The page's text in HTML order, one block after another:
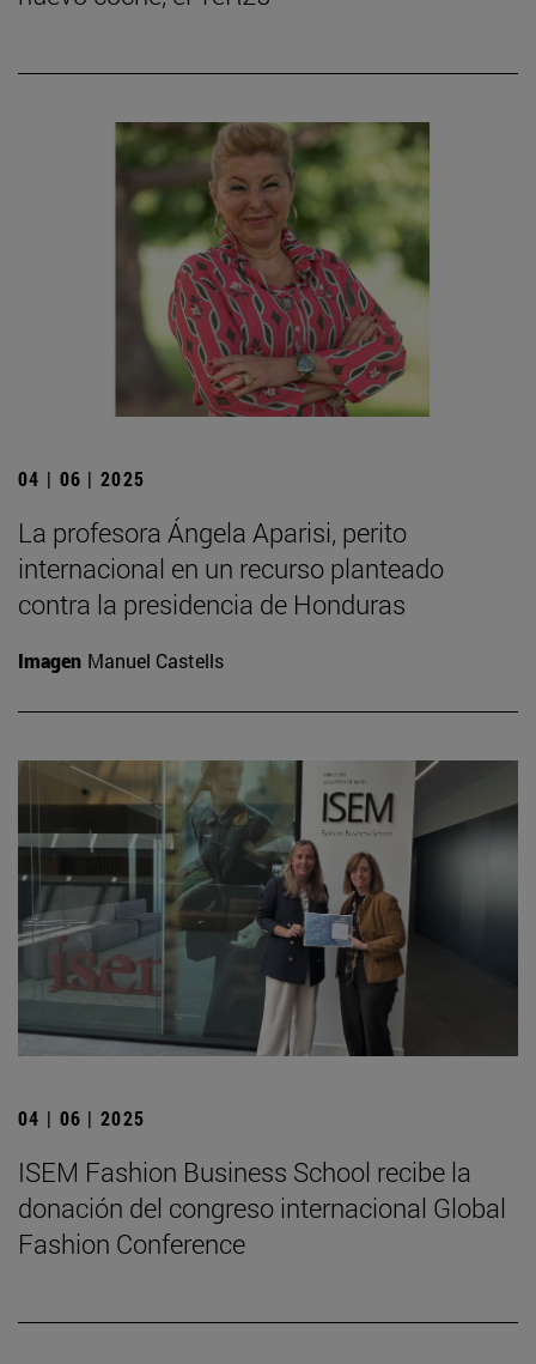
04 | 06 | 2025
La profesora Ángela Aparisi, perito
internacional en un recurso planteado
contra la presidencia de Honduras
Imagen Manuel Castells
04 | 06 | 2025
ISEM Fashion Business School recibe la
donación del congreso internacional Global
Fashion Conference